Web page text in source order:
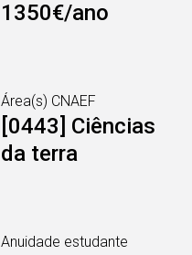
1350€/ano
Área(s) CNAEF
[0443] Ciências
da terra
Anuidade estudante